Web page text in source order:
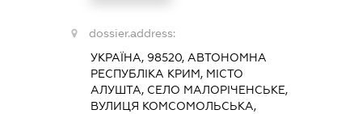
dossier.address:
УКРАЇНА, 98520, АВТОНОМНА
РЕСПУБЛІКА КРИМ, МІСТО
АЛУШТА, СЕЛО МАЛОРІЧЕНСЬКЕ,
ВУЛИЦЯ КОМСОМОЛЬСЬКА,